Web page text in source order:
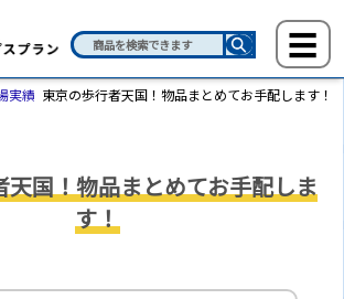
実績 東京の歩行者天国！物品まとめてお手配します！
天国！物品まとめてお手配しま
す！